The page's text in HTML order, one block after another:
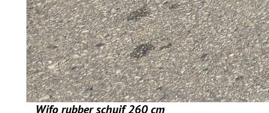
Wifo rubber schuif 260 cm